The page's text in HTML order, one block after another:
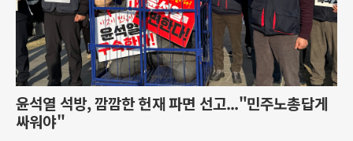
윤석열 석방, 깜깜한 헌재 파면 선고..."민주노총답게
싸워야"